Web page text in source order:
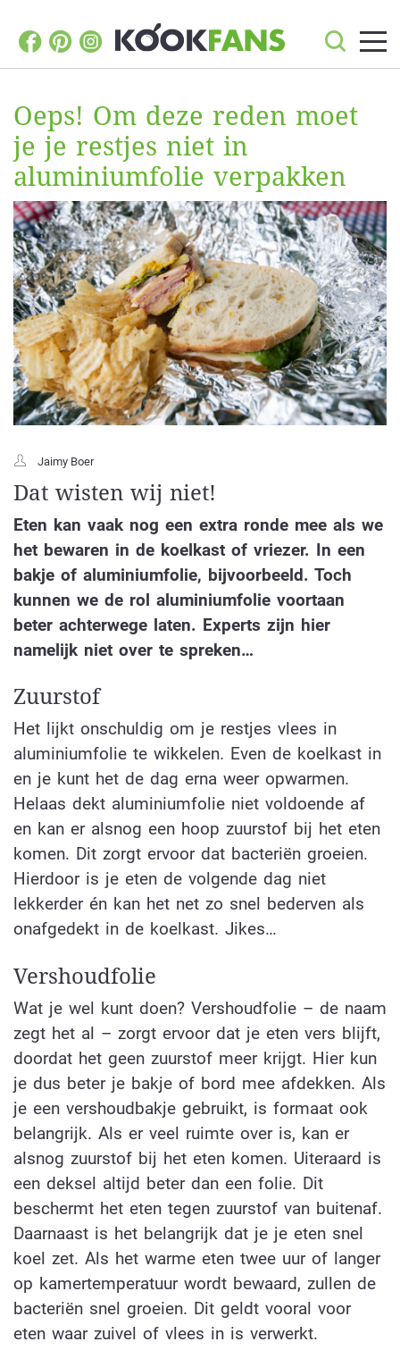
Oeps! Om deze reden moet
je je restjes niet in
aluminiumfolie verpakken
Jaimy Boer
Dat wisten wij niet!
Eten kan vaak nog een extra ronde mee als we
het bewaren in de koelkast of vriezer. In een
bakje of aluminiumfolie, bijvoorbeeld. Toch
kunnen we de rol aluminiumfolie voortaan
beter achterwege laten. Experts zijn hier
namelijk niet over te spreken…
Zuurstof
Het lijkt onschuldig om je restjes vlees in
aluminiumfolie te wikkelen. Even de koelkast in
en je kunt het de dag erna weer opwarmen.
Helaas dekt aluminiumfolie niet voldoende af
en kan er alsnog een hoop zuurstof bij het eten
komen. Dit zorgt ervoor dat bacteriën groeien.
Hierdoor is je eten de volgende dag niet
lekkerder én kan het net zo snel bederven als
onafgedekt in de koelkast. Jikes…
Vershoudfolie
Wat je wel kunt doen? Vershoudfolie – de naam
zegt het al – zorgt ervoor dat je eten vers blijft,
doordat het geen zuurstof meer krijgt. Hier kun
je dus beter je bakje of bord mee afdekken. Als
je een vershoudbakje gebruikt, is formaat ook
belangrijk. Als er veel ruimte over is, kan er
alsnog zuurstof bij het eten komen. Uiteraard is
een deksel altijd beter dan een folie. Dit
beschermt het eten tegen zuurstof van buitenaf.
Daarnaast is het belangrijk dat je je eten snel
koel zet. Als het warme eten twee uur of langer
op kamertemperatuur wordt bewaard, zullen de
bacteriën snel groeien. Dit geldt vooral voor
eten waar zuivel of vlees in is verwerkt.